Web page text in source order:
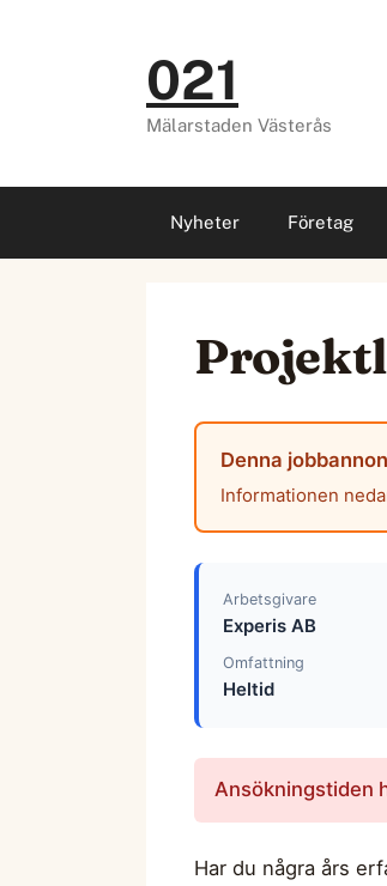
021
Mälarstaden Västerås
Nyheter Företag
Denna
Informationen
Arbetsgivare
Experis AB
Omfattning
Heltid
Ansökningstiden
Har du några års